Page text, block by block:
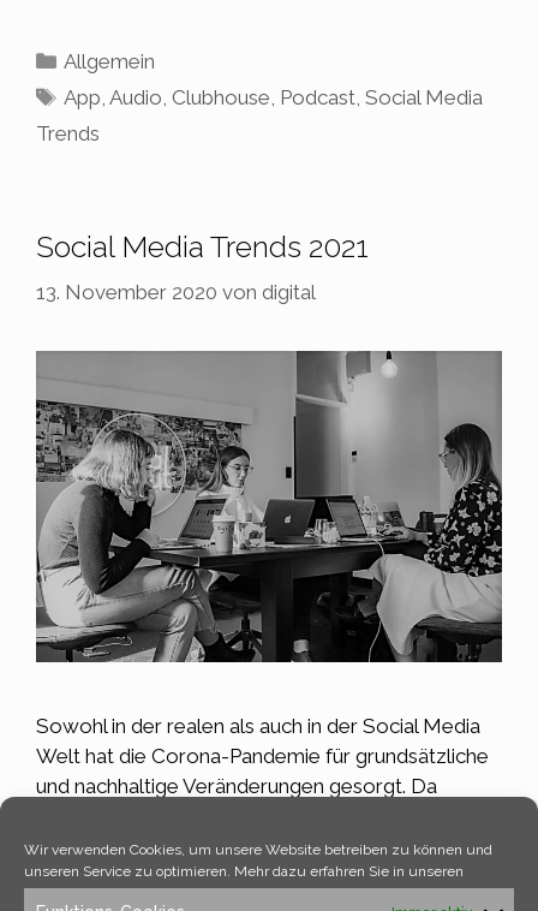
Wir verwenden Cookies, um unsere Website betreiben zu können und
unseren Service zu optimieren. Mehr dazu erfahren Sie in unseren
Kategorien
Allgemein
Schlagwörter
App ,Audio Clubhouse Podcast ,Social Media
Trends
Social Media Trends 2021
13. November 2020 von digital
Sowohl in der realen als auch in der Social Media
Welt hat die Corona-Pandemie für grundsätzliche
und nachhaltige Veränderungen gesorgt. Da
Kampagnen nicht wie gewohnt stattfinden
konnten, wurde das Influencer-Marketing eine
noch beliebtere Werbe-Maßnahme für Marken,